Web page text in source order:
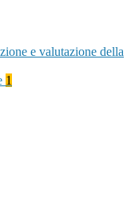
e valutazione della
1